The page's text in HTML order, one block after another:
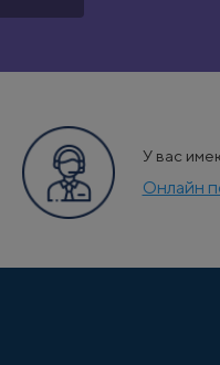
У вас
Онлайн